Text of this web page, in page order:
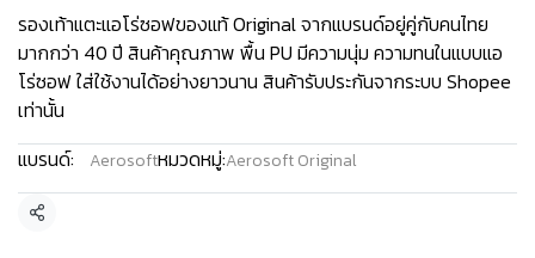
รองเท้าแตะแอโร่ซอฟของแท้ Original จากแบรนด์อยู่คู่กับคนไทย
มากกว่า 40 ปี สินค้าคุณภาพ พื้น PU มีความนุ่ม ความทนในแบบแอ
โร่ซอฟ ใส่ใช้งานได้อย่างยาวนาน สินค้ารับประกันจากระบบ Shopee
เท่านั้น
แบรนด์:
Aerosoftหมวดหมู่:Aerosoft Original
แชร์